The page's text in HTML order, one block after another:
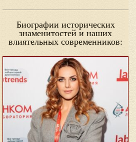
Биографии исторических
знаменитостей и наших
влиятельных современников: